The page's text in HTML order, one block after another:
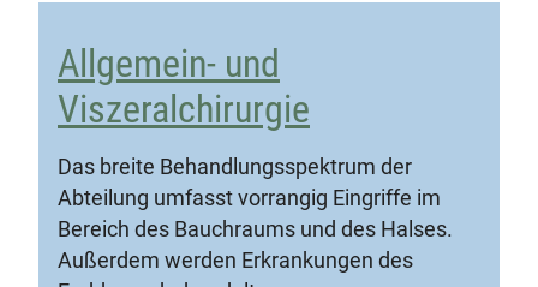
Allgemein- und
Viszeralchirurgie
Das breite Behandlungsspektrum der
Abteilung umfasst vorrangig Eingriffe im
Bereich des Bauchraums und des Halses.
Außerdem werden Erkrankungen des